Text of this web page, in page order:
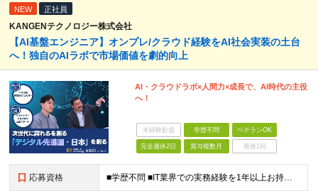
NEW 正社員
KANGENテクノロジー株式会社
【AI基盤エンジニア】オンプレ/クラウド経験をAI社会実装の土台
へ！独自のAIラボで市場価値を劇的向上
AI・クラウドラボ×人間力×成長で、AI時代の主役
へ！
未経験歓迎 学歴不問 ベテランOK
完全週休2日 賞与複数月 面接1回
応募資格 ■学歴不問 ■IT業界での実務経験を1年以上お持ちの方 ★経験した業務範囲／使用言語などの開発環境／前職での雇用形態は一切不問です！ 【設立4年目で440名に拡大中！】 年齢・経験も多様なメンバーが